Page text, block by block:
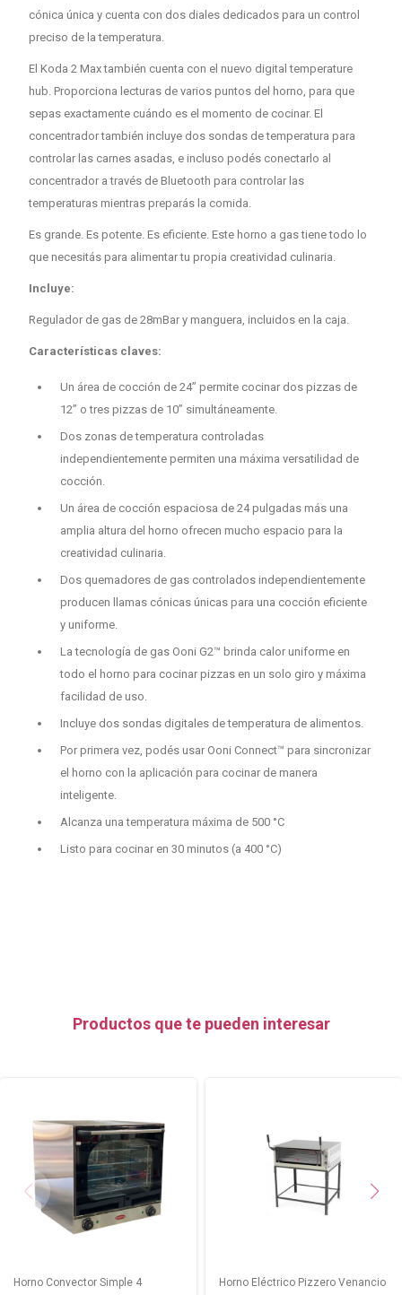
cónica única y cuenta con dos diales dedicados para un control
preciso de la temperatura.
El Koda 2 Max también cuenta con el nuevo digital temperature
hub. Proporciona lecturas de varios puntos del horno, para que
sepas exactamente cuándo es el momento de cocinar. El
concentrador también incluye dos sondas de temperatura para
controlar las carnes asadas, e incluso podés conectarlo al
concentrador a través de Bluetooth para controlar las
temperaturas mientras preparás la comida.
Es grande. Es potente. Es eficiente. Este horno a gas tiene todo lo
que necesitás para alimentar tu propia creatividad culinaria.
Incluye:
Regulador de gas de 28mBar y manguera, incluidos en la caja.
Características claves:
Un área de cocción de 24” permite cocinar dos pizzas de
12” o tres pizzas de 10” simultáneamente.
Dos zonas de temperatura controladas
independientemente permiten una máxima versatilidad de
cocción.
Un área de cocción espaciosa de 24 pulgadas más una
amplia altura del horno ofrecen mucho espacio para la
creatividad culinaria.
Dos quemadores de gas controlados independientemente
producen llamas cónicas únicas para una cocción eficiente
y uniforme.
La tecnología de gas Ooni G2™ brinda calor uniforme en
todo el horno para cocinar pizzas en un solo giro y máxima
facilidad de uso.
Incluye dos sondas digitales de temperatura de alimentos.
Por primera vez, podés usar Ooni Connect™ para sincronizar
el horno con la aplicación para cocinar de manera
inteligente.
Alcanza una temperatura máxima de 500 °C
Listo para cocinar en 30 minutos (a 400 °C)
Productos que te pueden interesar
Horno Convector Simple 4
Horno Eléctrico Pizzero Venancio